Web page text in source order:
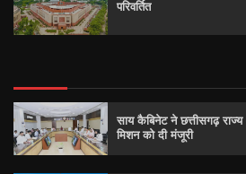
परिवर्तित
साय कैबिनेट ने छत्तीसगढ़
मिशन को दी मंजूरी